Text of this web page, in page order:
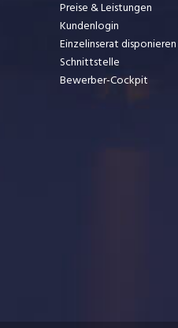
Preise & Leistungen
Kundenlogin
Einzelinserat disponieren
Schnittstelle
Bewerber-Cockpit